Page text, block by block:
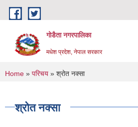
Skip to main content
गोडैता नगरपालिका
मधेश प्रदेश, नेपाल सरकार
You are here
Home » परिचय » श्रोत नक्सा
श्रोत नक्सा